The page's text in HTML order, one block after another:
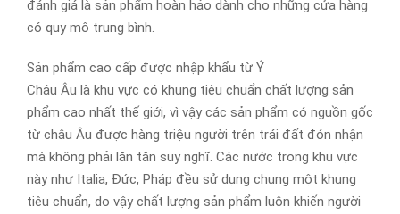
đánh giá là sản phẩm hoàn hảo dành cho những cửa hàng
có quy mô trung bình.
Sản phẩm cao cấp được nhập khẩu từ Ý
Châu Âu là khu vực có khung tiêu chuẩn chất lượng sản
phẩm cao nhất thế giới, vì vậy các sản phẩm có nguồn gốc
từ châu Âu được hàng triệu người trên trái đất đón nhận
mà không phải lăn tăn suy nghĩ. Các nước trong khu vực
này như Italia, Đức, Pháp đều sử dụng chung một khung
tiêu chuẩn, do vậy chất lượng sản phẩm luôn khiến người